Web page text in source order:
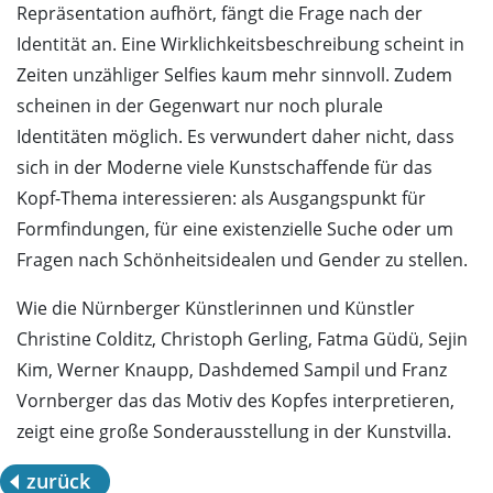
Repräsentation aufhört, fängt die Frage nach der
Identität an. Eine Wirklichkeitsbeschreibung scheint in
Zeiten unzähliger Selfies kaum mehr sinnvoll. Zudem
scheinen in der Gegenwart nur noch plurale
Identitäten möglich. Es verwundert daher nicht, dass
sich in der Moderne viele Kunstschaffende für das
Kopf-Thema interessieren: als Ausgangspunkt für
Formfindungen, für eine existenzielle Suche oder um
Fragen nach Schönheitsidealen und Gender zu stellen.
Wie die Nürnberger Künstlerinnen und Künstler
Christine Colditz, Christoph Gerling, Fatma Güdü, Sejin
Kim, Werner Knaupp, Dashdemed Sampil und Franz
Vornberger das das Motiv des Kopfes interpretieren,
zeigt eine große Sonderausstellung in der Kunstvilla.
zurück